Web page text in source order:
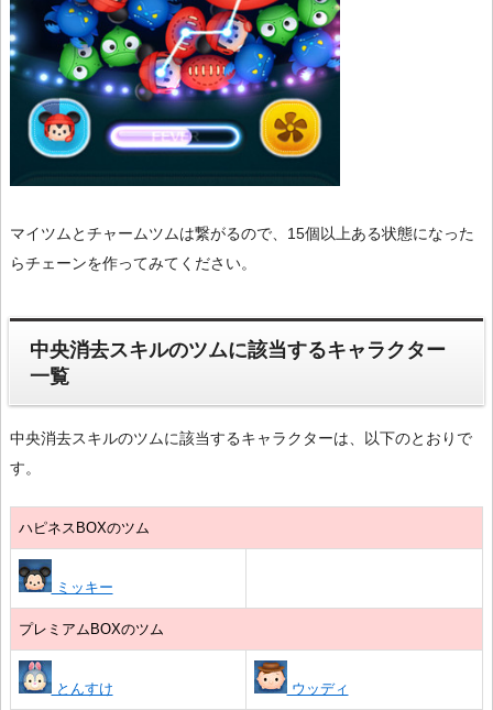
マイツムとチャームツムは繋がるので、15個以上ある状態になった
らチェーンを作ってみてください。
中央消去スキルのツムに該当するキャラクター
一覧
中央消去スキルのツムに該当するキャラクターは、以下のとおりで
す。
ハピネスBOXのツム
ミッキー
プレミアムBOXのツム
とんすけ ウッディ